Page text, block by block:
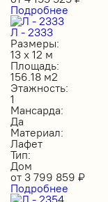
Подробнее
Л - 2333
Размеры:
13 х 12 м
Площадь:
156.18 м2
Этажность:
1
Мансарда:
Да
Материал:
Лафет
Тип:
Дом
от 3 799 859 ₽
Подробнее